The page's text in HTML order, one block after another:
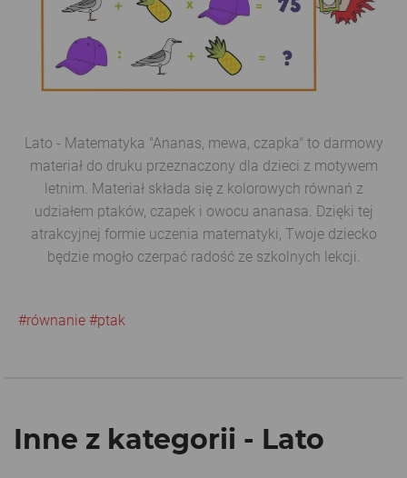
Lato - Matematyka "Ananas, mewa, czapka" to darmowy
materiał do druku przeznaczony dla dzieci z motywem
letnim. Materiał składa się z kolorowych równań z
udziałem ptaków, czapek i owocu ananasa. Dzięki tej
atrakcyjnej formie uczenia matematyki, Twoje dziecko
będzie mogło czerpać radość ze szkolnych lekcji.
#równanie #ptak
Inne z kategorii - Lato